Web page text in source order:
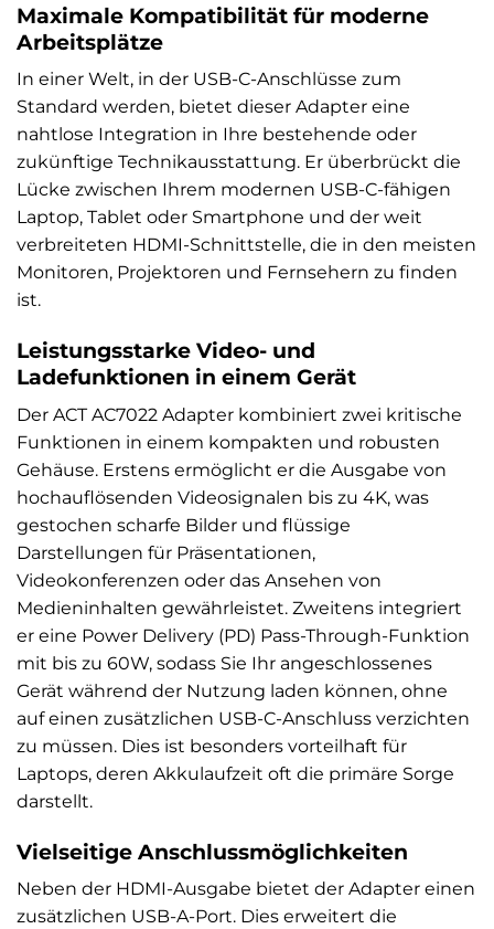
Maximale Kompatibilität für moderne
Arbeitsplätze
In einer Welt, in der USB-C-Anschlüsse zum
Standard werden, bietet dieser Adapter eine
nahtlose Integration in Ihre bestehende oder
zukünftige Technikausstattung. Er überbrückt die
Lücke zwischen Ihrem modernen USB-C-fähigen
Laptop, Tablet oder Smartphone und der weit
verbreiteten HDMI-Schnittstelle, die in den meisten
Monitoren, Projektoren und Fernsehern zu finden
ist.
Leistungsstarke Video- und
Ladefunktionen in einem Gerät
Der ACT AC7022 Adapter kombiniert zwei kritische
Funktionen in einem kompakten und robusten
Gehäuse. Erstens ermöglicht er die Ausgabe von
hochauflösenden Videosignalen bis zu 4K, was
gestochen scharfe Bilder und flüssige
Darstellungen für Präsentationen,
Videokonferenzen oder das Ansehen von
Medieninhalten gewährleistet. Zweitens integriert
er eine Power Delivery (PD) Pass-Through-Funktion
mit bis zu 60W, sodass Sie Ihr angeschlossenes
Gerät während der Nutzung laden können, ohne
auf einen zusätzlichen USB-C-Anschluss verzichten
zu müssen. Dies ist besonders vorteilhaft für
Laptops, deren Akkulaufzeit oft die primäre Sorge
darstellt.
Vielseitige Anschlussmöglichkeiten
Neben der HDMI-Ausgabe bietet der Adapter einen
zusätzlichen USB-A-Port. Dies erweitert die